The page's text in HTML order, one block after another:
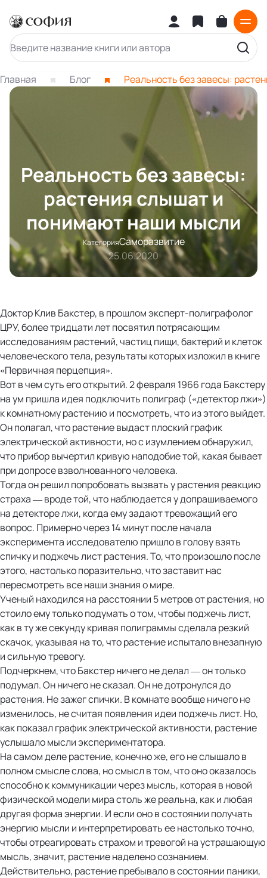
Главная Блог Реальность без завесы:
Реальность без завесы:
растения слышат и
понимают наши мысли
КатегорияСаморазвитие
25.06.2020
Доктор Клив Бакстер, в прошлом эксперт-полиграфолог
ЦРУ, более тридцати лет посвятил потрясающим
исследованиям растений, частиц пищи, бактерий и клеток
человеческого тела, результаты которых изложил в книге
«Первичная перцепция».
Вот в чем суть его открытий. 2 февраля 1966 года Бакстеру
на ум пришла идея подключить полиграф («детектор лжи»)
к комнатному растению и посмотреть, что из этого выйдет.
Он полагал, что растение выдаст плоский график
электрической активности, но с изумлением обнаружил,
что прибор вычертил кривую наподобие той, какая бывает
при допросе взволнованного человека.
Тогда он решил попробовать вызвать у растения реакцию
страха — вроде той, что наблюдается у допрашиваемого
на детекторе лжи, когда ему задают тревожащий его
вопрос. Примерно через 14 минут после начала
эксперимента исследователю пришло в голову взять
спичку и поджечь лист растения. То, что произошло после
этого, настолько поразительно, что заставит нас
пересмотреть все наши знания о мире.
Ученый находился на расстоянии 5 метров от растения, но
стоило ему только подумать о том, чтобы поджечь лист,
как в ту же секунду кривая полиграммы сделала резкий
скачок, указывая на то, что растение испытало внезапную
и сильную тревогу.
Подчеркнем, что Бакстер ничего не делал — он только
подумал. Он ничего не сказал. Он не дотронулся до
растения. Не зажег спички. В комнате вообще ничего не
изменилось, не считая появления идеи поджечь лист. Но,
как показал график электрической активности, растение
услышало мысли экспериментатора.
На самом деле растение, конечно же, его не слышало в
полном смысле слова, но смысл в том, что оно оказалось
способно к коммуникации через мысль, которая в новой
физической модели мира столь же реальна, как и любая
другая форма энергии. И если оно в состоянии получать
энергию мысли и интерпретировать ее настолько точно,
чтобы отреагировать страхом и тревогой на устрашающую
мысль, значит, растение наделено сознанием.
Действительно, растение пребывало в состоянии паники,